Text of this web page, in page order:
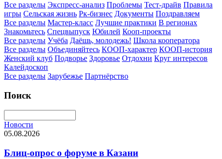
Все разделы Экспресс-анализ Проблемы Тест-драйв Правила
игры Сельская жизнь Рк-бизнес Документы Поздравляем
Все разделы Мастер-класс Лучшие практики В регионах
Знакомьтесь Спецвыпуск Юбилей Кооп-проекты
Все разделы Учёба Даёшь, молодежь! Школа кооператора
Все разделы Объединяйтесь КООП-характер КООП-история
Женский клуб Подворье Здоровье Отдохни Круг интересов
Калейдоскоп
Все разделы Зарубежье Партнёрство
Поиск
Новости
05.08.2026
Блиц-опрос о форуме в Казани